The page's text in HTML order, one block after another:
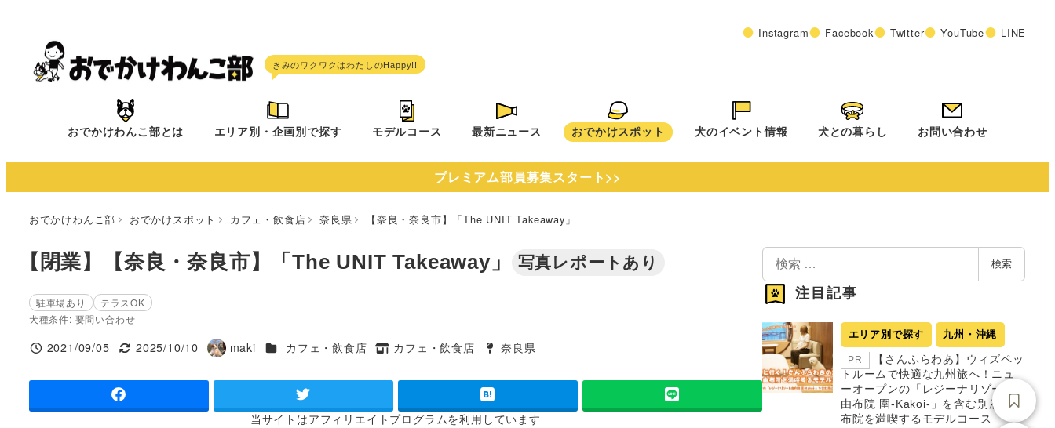
へ
Instagram Facebook Twitter YouTube LINE
おでかけわんこ部とは エリア別・企画別で探す モデルコース 最新ニュース おでかけスポット 犬のイベント情報 犬との暮らし お問い合わせ
プレミアム部員募集スタート>>
おでかけわんこ部 おでかけスポット カフェ・飲食店 奈良県 【奈良・奈良市】「The UNIT Takeaway」
【閉業】【奈良・奈良市】「The UNIT Takeaway」 写真レポートあり
駐車場あり
テラスOK
犬種条件: 要問い合わせ
投稿日
2021/09/05
更新日
2025/10/10
著
maki 施設ジャンル
カフェ・飲食店
タグ
カフェ・飲食店
タグ
奈良県
- - -
当サイトはアフィリエイトプログラムを利用しています
検
索
検索
注目記事
エリア別で探す 九州・沖縄
PR
【さんふらわあ】ウィズペッ
トルームで快適な九州旅へ！ニュ
ーオープンの「レジーナリゾート
由布院 圍-Kakoi-」を含む別府・由
布院を満喫するモデルコース